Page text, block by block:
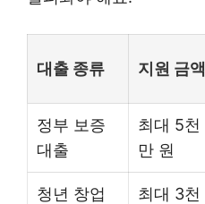
대출 종류 지원 금액
정부 보증
대출
최대 5천
만 원
청년 창업
최대 3천